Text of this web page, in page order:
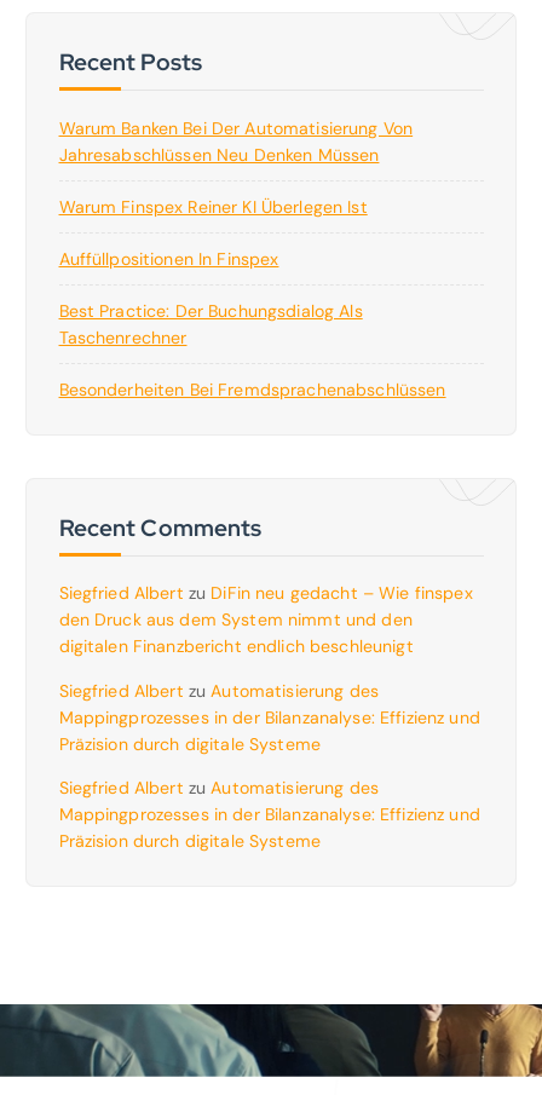
Recent Posts
Warum Banken Bei Der Automatisierung Von
Jahresabschlüssen Neu Denken Müssen
Warum Finspex Reiner KI Überlegen Ist
Auffüllpositionen In Finspex
Best Practice: Der Buchungsdialog Als
Taschenrechner
Besonderheiten Bei Fremdsprachenabschlüssen
Recent Comments
Siegfried Albert zu DiFin neu gedacht – Wie finspex
den Druck aus dem System nimmt und den
digitalen Finanzbericht endlich beschleunigt
Siegfried Albert zu Automatisierung des
Mappingprozesses in der Bilanzanalyse: Effizienz und
Präzision durch digitale Systeme
Siegfried Albert zu Automatisierung des
Mappingprozesses in der Bilanzanalyse: Effizienz und
Präzision durch digitale Systeme